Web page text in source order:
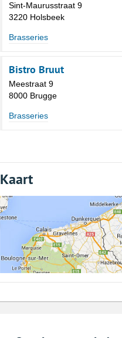
Sint-Maurusstraat 9
3220 Holsbeek
Brasseries
Bistro Bruut
Meestraat 9
8000 Brugge
Brasseries
Kaart